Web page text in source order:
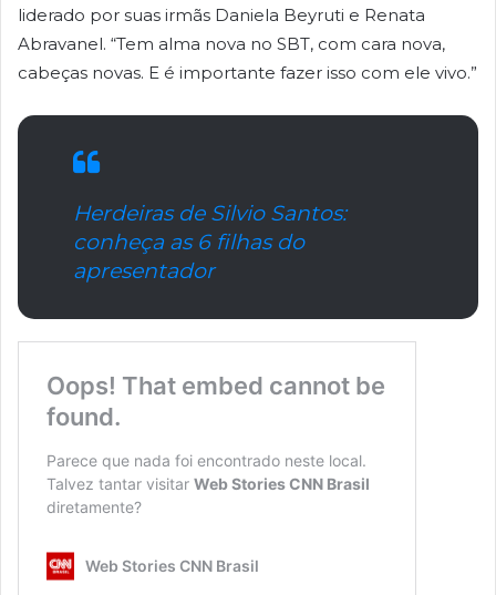
liderado por suas irmãs Daniela Beyruti e Renata
Abravanel. “Tem alma nova no SBT, com cara nova,
cabeças novas. E é importante fazer isso com ele vivo.”
Herdeiras de Silvio Santos:
conheça as 6 filhas do
apresentador